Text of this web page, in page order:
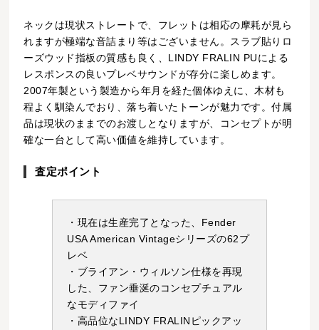
ネックは現状ストレートで、フレットは相応の摩耗が見ら
れますが極端な音詰まり等はございません。スラブ貼りロ
ーズウッド指板の質感も良く、LINDY FRALIN PUによる
レスポンスの良いプレベサウンドが存分に楽しめます。
2007年製という製造から年月を経た個体ゆえに、木材も
程よく馴染んでおり、落ち着いたトーンが魅力です。付属
品は現状のままでのお渡しとなりますが、コンセプトが明
確な一台として高い価値を維持しています。
査定ポイント
・現在は生産完了となった、Fender
USA American Vintageシリーズの62プ
レベ
・ブライアン・ウィルソン仕様を再現
した、ファン垂涎のコンセプチュアル
なモディファイ
・高品位なLINDY FRALINピックアッ